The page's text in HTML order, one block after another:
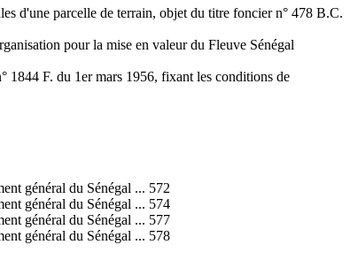
d'une parcelle de terrain, objet du titre foncier n° 478 B.C.
pour la mise en valeur du Fleuve Sénégal
1844 F. du 1er mars 1956, fixant les conditions de
général du Sénégal ... 572
général du Sénégal ... 574
général du Sénégal ... 577
général du Sénégal ... 578